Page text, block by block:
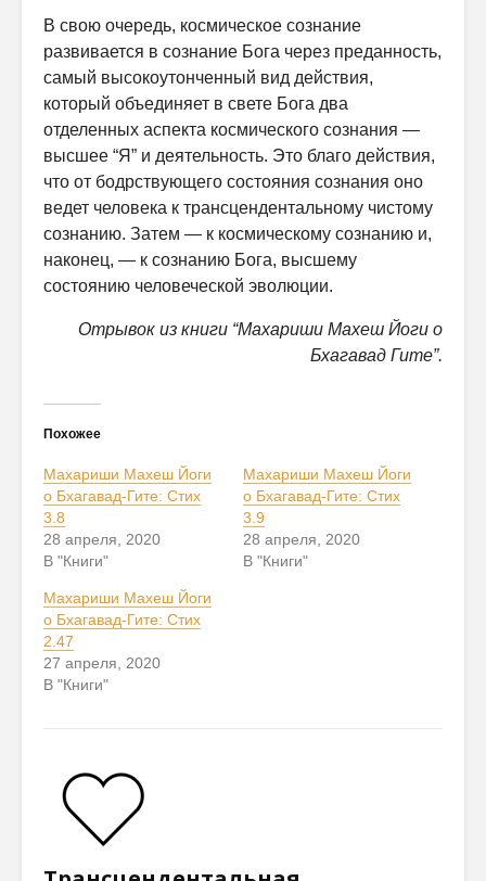
В свою очередь, космическое сознание
развивается в сознание Бога через преданность,
самый высокоутонченный вид действия,
который объединяет в свете Бога два
отделенных аспекта космического сознания —
высшее “Я” и деятельность. Это благо действия,
что от бодрствующего состояния сознания оно
ведет человека к трансцендентальному чистому
сознанию. Затем — к космическому сознанию и,
наконец, — к сознанию Бога, высшему
состоянию человеческой эволюции.
Отрывок из книги “Махариши Махеш Йоги о
Бхагавад Гите”.
Похожее
Махариши Махеш Йоги
о Бхагавад-Гите: Стих
3.8
28 апреля, 2020
В "Книги"
Махариши Махеш Йоги
о Бхагавад-Гите: Стих
3.9
28 апреля, 2020
В "Книги"
Махариши Махеш Йоги
о Бхагавад-Гите: Стих
2.47
27 апреля, 2020
В "Книги"